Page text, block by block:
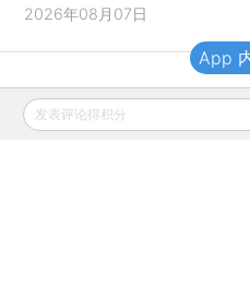
2026年08月07日
财新移动
发表评论得积分
App